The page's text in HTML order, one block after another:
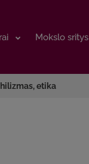
Mokslo sritys
Mokslo sritys
etika